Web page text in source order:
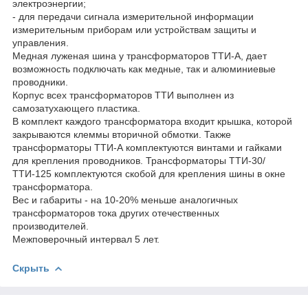
электроэнергии;
- для передачи сигнала измерительной информации
измерительным приборам или устройствам защиты и
управления.
Медная луженая шина у трансформаторов ТТИ-А, дает
возможность подключать как медные, так и алюминиевые
проводники.
Корпус всех трансформаторов ТТИ выполнен из
самозатухающего пластика.
В комплект каждого трансформатора входит крышка, которой
закрываются клеммы вторичной обмотки. Также
трансформаторы ТТИ-А комплектуются винтами и гайками
для крепления проводников. Трансформаторы ТТИ-30/
ТТИ-125 комплектуются скобой для крепления шины в окне
трансформатора.
Вес и габариты - на 10-20% меньше аналогичных
трансформаторов тока других отечественных
производителей.
Межповерочный интервал 5 лет.
Скрыть